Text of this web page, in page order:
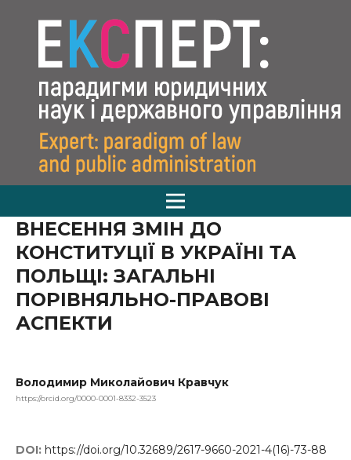
ВНЕСЕННЯ ЗМІН ДО
КОНСТИТУЦІЇ В УКРАЇНІ ТА
ПОЛЬЩІ: ЗАГАЛЬНІ
ПОРІВНЯЛЬНО-ПРАВОВІ
АСПЕКТИ
Володимир Миколайович Кравчук
https://orcid.org/0000-0001-8332-3523
DOI: https://doi.org/10.32689/2617-9660-2021-4(16)-73-88